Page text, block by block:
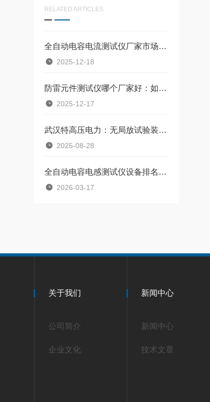
RELATED ARTICLES
全自动电容电流测试仪厂家市场表现：专业技术与服务能力的平衡之道
2025-12-18
防雷元件测试仪哪个厂家好：如何确保雷电防护系统的可靠性
2025-12-17
武汉特高压电力：无局放试验装置现货速发，守护化工电力设备无局放运行​
2025-08-28
全自动电容电感测试仪设备排名：武汉特高压电容电感测试仪的市场实践
2026-03-17
关于我们
公司简介
企业文化
新闻中心
新闻中心
技术文章